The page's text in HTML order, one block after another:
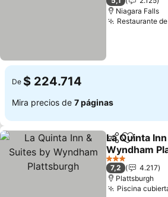
Niagara Falls
Restaurante
De $ 224.714
Mira precios de 7 páginas
Compartir
Agregar
La Quinta
Wyndham
Ver precios
3 Estrellas
7,2
4.217
Plattsburgh
Piscina